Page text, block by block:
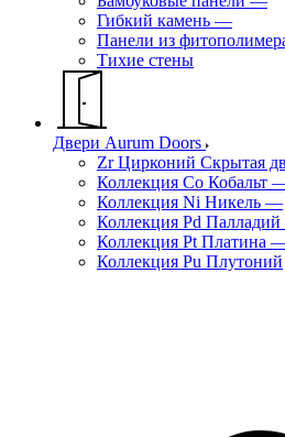
Гибкий камень —
Панели из
Тихие стены
Двери Aurum Doors
Zr Цирконий Скрытая
Коллекция Co Кобальт
Коллекция Ni Никель —
Коллекция Pd Палладий
Коллекция Pt Платина
Коллекция Pu Плутоний